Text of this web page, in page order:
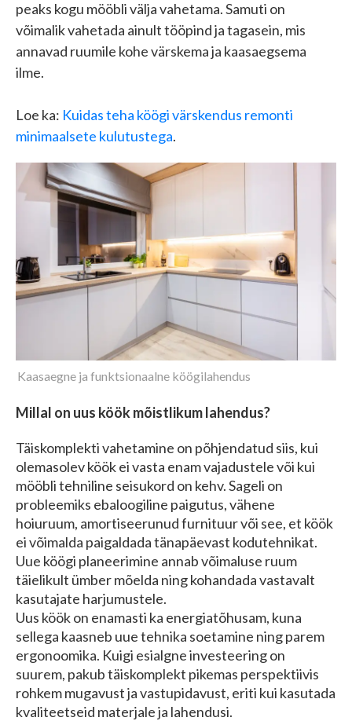
peaks kogu mööbli välja vahetama. Samuti on
võimalik vahetada ainult tööpind ja tagasein, mis
annavad ruumile kohe värskema ja kaasaegsema
ilme.
Loe ka: Kuidas teha köögi värskendus remonti
minimaalsete kulutustega.
Kaasaegne ja funktsionaalne köögilahendus
Millal on uus köök mõistlikum lahendus?
Täiskomplekti vahetamine on põhjendatud siis, kui
olemasolev köök ei vasta enam vajadustele või kui
mööbli tehniline seisukord on kehv. Sageli on
probleemiks ebaloogiline paigutus, vähene
hoiuruum, amortiseerunud furnituur või see, et köök
ei võimalda paigaldada tänapäevast kodutehnikat.
Uue köögi planeerimine annab võimaluse ruum
täielikult ümber mõelda ning kohandada vastavalt
kasutajate harjumustele.
Uus köök on enamasti ka energiatõhusam, kuna
sellega kaasneb uue tehnika soetamine ning parem
ergonoomika. Kuigi esialgne investeering on
suurem, pakub täiskomplekt pikemas perspektiivis
rohkem mugavust ja vastupidavust, eriti kui kasutada
kvaliteetseid materjale ja lahendusi.